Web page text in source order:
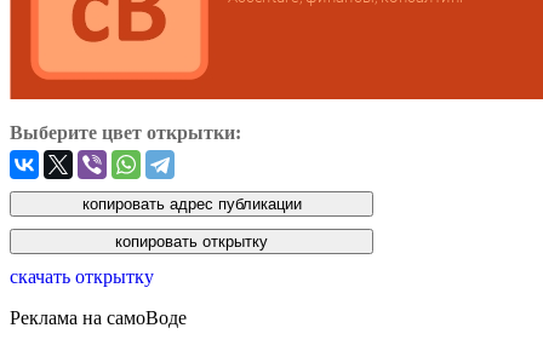
Выберите цвет открытки:
скачать открытку
Реклама на самоВоде